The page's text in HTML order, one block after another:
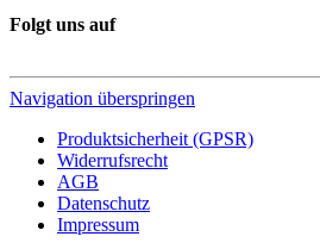
Folgt uns auf
Navigation überspringen
Produktsicherheit (GPSR)
Widerrufsrecht
AGB
Datenschutz
Impressum